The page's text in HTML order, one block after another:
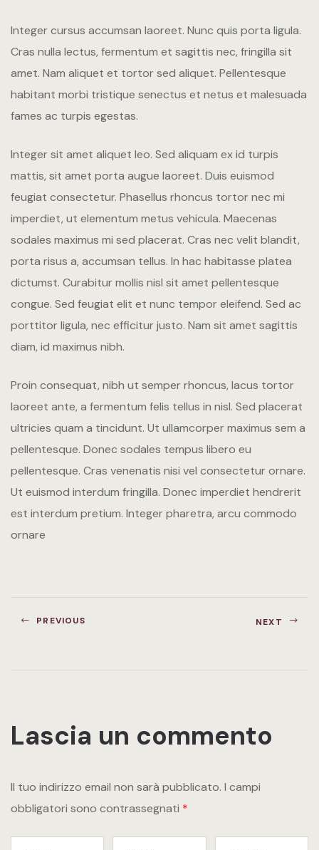
Integer cursus accumsan laoreet. Nunc quis porta ligula.
Cras nulla lectus, fermentum et sagittis nec, fringilla sit
amet. Nam aliquet et tortor sed aliquet. Pellentesque
habitant morbi tristique senectus et netus et malesuada
fames ac turpis egestas.
Integer sit amet aliquet leo. Sed aliquam ex id turpis
mattis, sit amet porta augue laoreet. Duis euismod
feugiat consectetur. Phasellus rhoncus tortor nec mi
imperdiet, ut elementum metus vehicula. Maecenas
sodales maximus mi sed placerat. Cras nec velit blandit,
porta risus a, accumsan tellus. In hac habitasse platea
dictumst. Curabitur mollis nisl sit amet pellentesque
congue. Sed feugiat elit et nunc tempor eleifend. Sed ac
porttitor ligula, nec efficitur justo. Nam sit amet sagittis
diam, id maximus nibh.
Proin consequat, nibh ut semper rhoncus, lacus tortor
laoreet ante, a fermentum felis tellus in nisl. Sed placerat
ultricies quam a tincidunt. Ut ullamcorper maximus sem a
pellentesque. Donec sodales tempus libero eu
pellentesque. Cras venenatis nisi vel consectetur ornare.
Ut euismod interdum fringilla. Donec imperdiet hendrerit
est interdum pretium. Integer pharetra, arcu commodo
ornare
PREVIOUS NEXT
Lascia un commento
Il tuo indirizzo email non sarà pubblicato. I campi
obbligatori sono contrassegnati *
Suite Olio
Suite
PRENOTA
GALLERY
LANG
English